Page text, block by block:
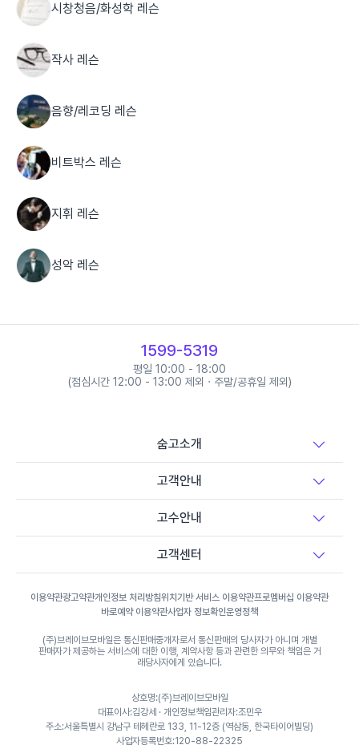
시창청음/화성학 레슨
작사 레슨
음향/레코딩 레슨
비트박스 레슨
지휘 레슨
성악 레슨
1599-5319
평일 10:00 - 18:00
(점심시간 12:00 - 13:00 제외 · 주말/공휴일 제외)
숨고소개
고객안내
고수안내
고객센터
이용약관광고약관개인정보 처리방침위치기반 서비스 이용약관프로멤버십 이용약관
바로예약 이용약관사업자 정보확인운영정책
(주)브레이브모바일은 통신판매중개자로서 통신판매의 당사자가 아니며 개별
판매자가 제공하는 서비스에 대한 이행, 계약사항 등과 관련한 의무와 책임은 거
래당사자에게 있습니다.
상호명:(주)브레이브모바일
대표이사:김강세 · 개인정보책임관리자:조민우
주소:서울특별시 강남구 테헤란로 133, 11-12층 (역삼동, 한국타이어빌딩)
사업자등록번호:120-88-22325